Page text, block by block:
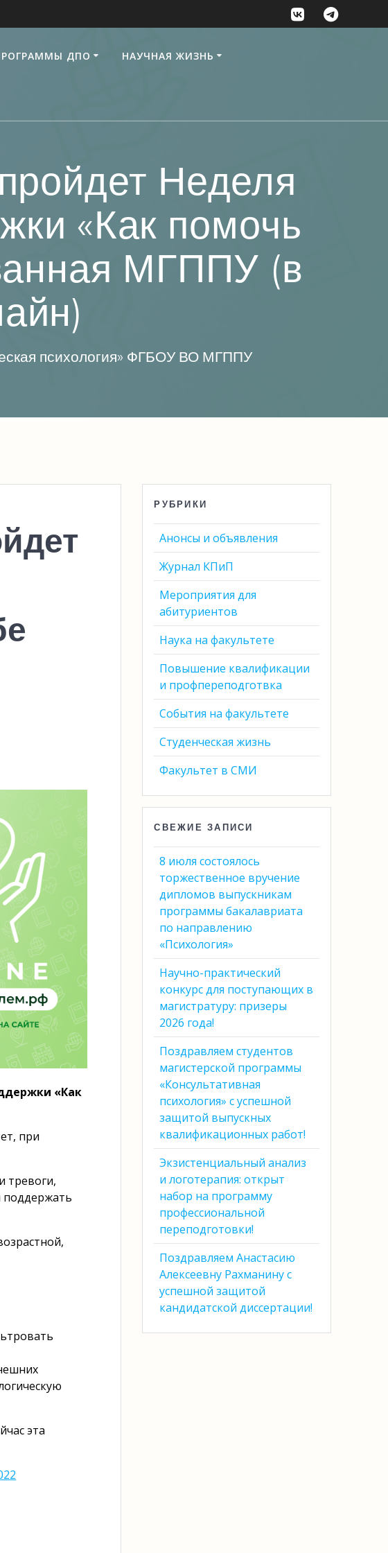
ДПО НАУЧНАЯ ЖИЗНЬ
Неделя
«Как помочь
МГППУ (в
психология» ФГБОУ ВО МГППУ
«Как
при
тревоги,
поддержать
эта
РУБРИКИ
Анонсы и объявления
Журнал КПиП
Мероприятия для
абитуриентов
Наука на факультете
Повышение квалификации
и профпереподготвка
События на факультете
Студенческая жизнь
Факультет в СМИ
СВЕЖИЕ ЗАПИСИ
8 июля состоялось
торжественное вручение
дипломов выпускникам
программы бакалавриата
по направлению
«Психология»
Научно-практический
конкурс для поступающих в
магистратуру: призеры
2026 года!
Поздравляем студентов
магистерской программы
«Консультативная
психология» с успешной
защитой выпускных
квалификационных работ!
Экзистенциальный анализ
и логотерапия: открыт
набор на программу
профессиональной
переподготовки!
Поздравляем Анастасию
Алексеевну Рахманину с
успешной защитой
кандидатской диссертации!